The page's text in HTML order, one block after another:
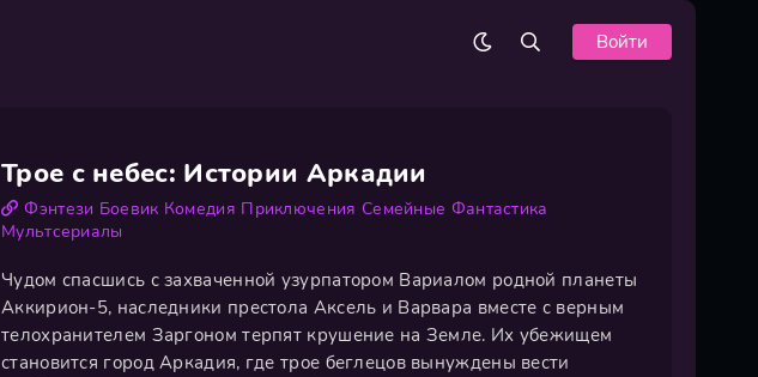
Войти
Трое с небес: Истории Аркадии
Фэнтези Боевик Комедия Приключения Семейные Фантастика
Мультсериалы
Чудом спасшись с захваченной узурпатором Вариалом родной планеты
Аккирион-5, наследники престола Аксель и Варвара вместе с верным
телохранителем Заргоном терпят крушение на Земле. Их убежищем
становится город Аркадия, где трое беглецов вынуждены вести